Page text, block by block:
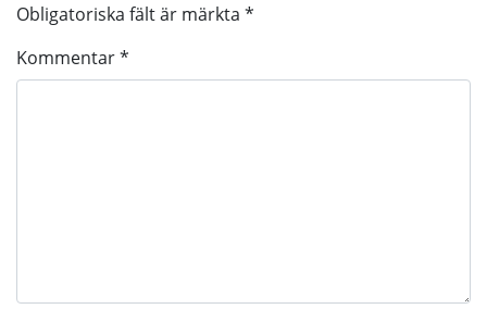
Obligatoriska fält är märkta *
Kommentar*